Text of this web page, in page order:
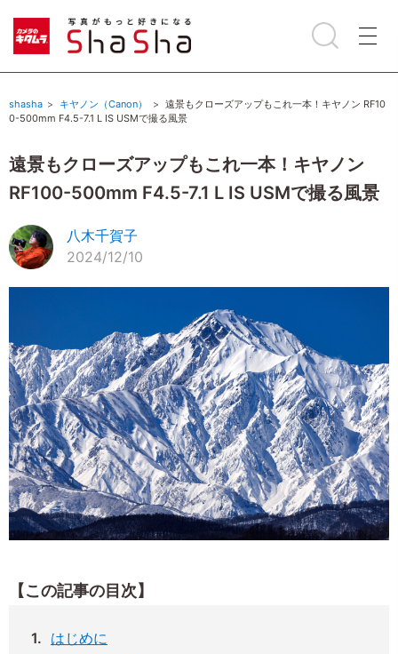
shasha キヤノン（Canon）
遠景もクローズアップもこれ一本！キヤノン RF10
0-500mm F4.5-7.1 L IS USMで撮る風景
遠景もクローズアップもこれ一本！キヤノン
RF100-500mm F4.5-7.1 L IS USMで撮る風景
八木千賀子
2024/12/10
【この記事の目次】
はじめに